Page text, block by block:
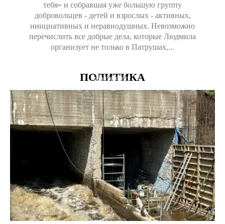
тебя» и собравшая уже большую группу
добровольцев - детей и взрослых - активных,
инициативных и неравнодушных. Невозможно
перечислить все добрые дела, которые Людмила
организует не только в Патрушах,...
ПОДРОБНЕЕ
ПОЛИТИКА